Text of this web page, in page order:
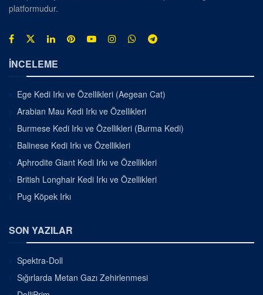
platformudur.
İNCELEME
Ege Kedi Irkı ve Özellikleri (Aegean Cat)
Arabian Mau Kedi Irkı ve Özellikleri
Burmese Kedi Irkı ve Özellikleri (Burma Kedi)
Balinese Kedi Irkı ve Özellikleri
Aphrodite Giant Kedi Irkı ve Özellikleri
British Longhair Kedi Irkı ve Özellikleri
Pug Köpek Irkı
SON YAZILAR
Spektra-Doll
Sığırlarda Metan Gazı Zehirlenmesi